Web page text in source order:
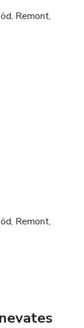
Remont,
Remont,